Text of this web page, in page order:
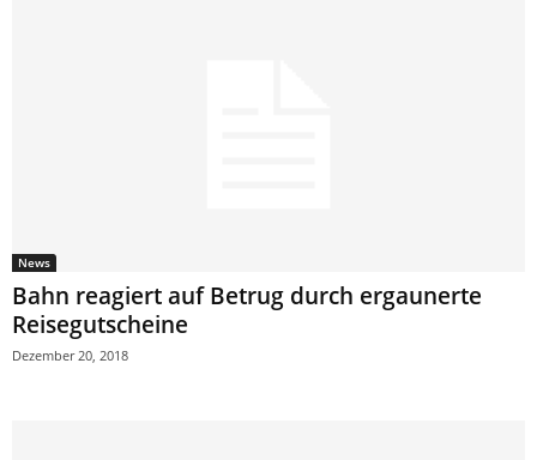
News
Bahn reagiert auf Betrug durch ergaunerte
Reisegutscheine
Dezember 20, 2018